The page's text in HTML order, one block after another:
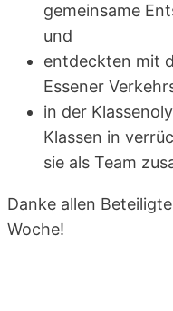
gemeinsame
und
entdeckten mit
Essener
in der
Klassen in
sie als Team
Danke allen
Woche!